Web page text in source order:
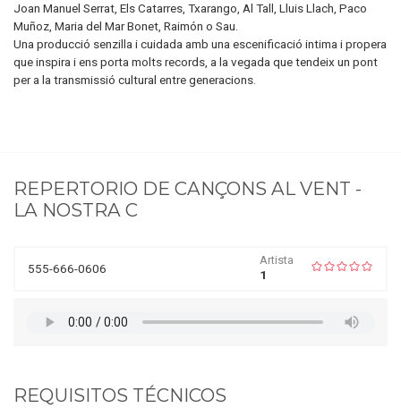
Joan Manuel Serrat, Els Catarres, Txarango, Al Tall, Lluis Llach, Paco
Muñoz, Maria del Mar Bonet, Raimón o Sau.
Una producció senzilla i cuidada amb una escenificació intima i propera
que inspira i ens porta molts records, a la vegada que tendeix un pont
per a la transmissió cultural entre generacions.
REPERTORIO DE CANÇONS AL VENT -
LA NOSTRA C
555-666-0606
Artista
1
REQUISITOS TÉCNICOS